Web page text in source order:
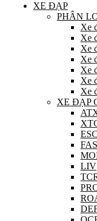
XE ĐẠP
PHÂN
Xe
Xe
Xe
Xe
Xe
Xe
Xe
XE ĐẠP
LIV